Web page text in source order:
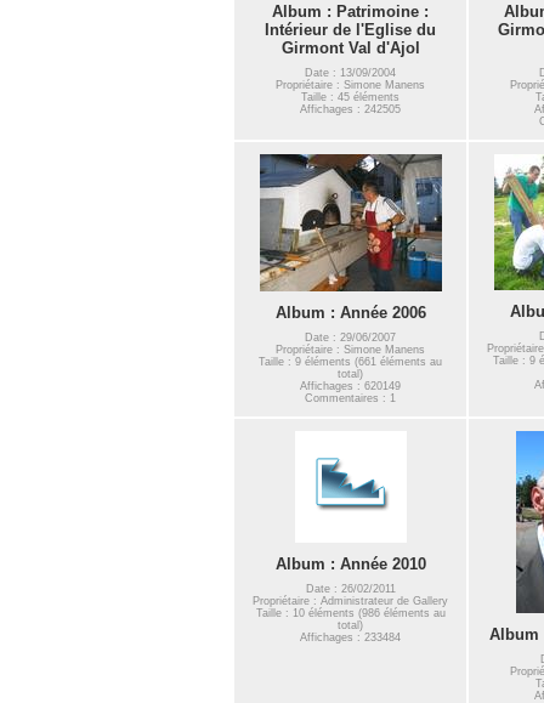
Album : Patrimoine :
Intérieur de l'Eglise du
Girmont Val d'Ajol
Date : 13/09/2004
Propriétaire : Simone Manens
Taille : 45 éléments
Affichages : 242505
Album : Année 2006
Date : 29/06/2007
Propriétaire : Simone Manens
Taille : 9 éléments (661 éléments au
total)
Affichages : 620149
Commentaires : 1
Taille : 9
Album : Année 2010
Date : 26/02/2011
Propriétaire : Administrateur de Gallery
Taille : 10 éléments (986 éléments au
total)
Affichages : 233484
Album